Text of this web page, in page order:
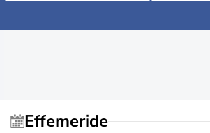
Effemeride